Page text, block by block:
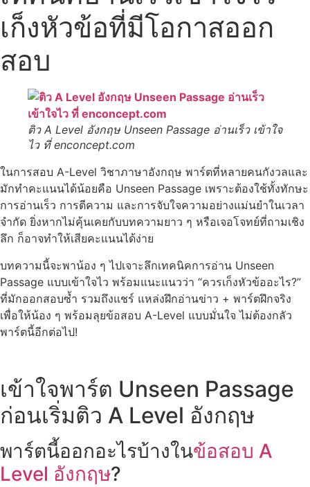
เก็งหัวข้อที่มีโอกาสออก
สอบ
ติว A Level อังกฤษ Unseen Passage อ่านเร็ว เข้าใจ
ไว ที่ enconcept.com
ในการสอบ A-Level วิชาภาษาอังกฤษ พาร์ตที่หลายคนกังวลและ
มักทำคะแนนได้น้อยคือ Unseen Passage เพราะต้องใช้ทั้งทักษะ
การอ่านเร็ว การตีความ และการจับใจความอย่างแม่นยำในเวลา
จำกัด ยิ่งหากไม่คุ้นเคยกับบทความยาว ๆ หรือเจอโจทย์ที่ถามเชิง
ลึก ก็อาจทำให้เสียคะแนนได้ง่าย
บทความนี้จะพาน้อง ๆ ไปเจาะลึกเทคนิคการอ่าน Unseen
Passage แบบเข้าใจไว พร้อมแนะแนวว่า “ควรเก็งหัวข้ออะไร?”
ที่มักออกสอบซ้ำ รวมถึงแชร์ แหล่งฝึกอ่านข่าว + พาร์ตฝึกจริง
เพื่อให้น้อง ๆ พร้อมลุยข้อสอบ A-Level แบบมั่นใจ ไม่ต้องกลัว
พาร์ตนี้อีกต่อไป!
เข้าใจพาร์ต Unseen Passage
ก่อนเริ่มติว A Level อังกฤษ
พาร์ตนี้ออกอะไรบ้างในข้อสอบ A
Level อังกฤษ?